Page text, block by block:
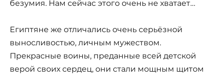
безумия. Нам сейчас этого очень не хватает…
Египтяне же отличались очень серьёзной
выносливостью, личным мужеством.
Прекрасные воины, преданные всей детской
верой своих сердец, они стали мощным щитом